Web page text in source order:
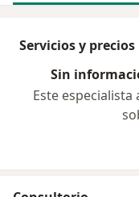
Servicios y precios
Sin
Este